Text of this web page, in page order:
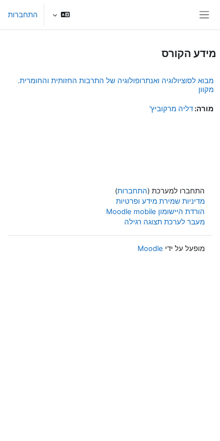
התחברות
מידע הקורס
מבוא לסוציולוגיה ואנתרופולוגיה של התרבות החזותית והחומרית.
מקוון
מורה: דליה מרקוביץ'
התחברו למערכת (התחברות)
מדיניות שמירת מידע ופרטיות
הורדת היישומון Moodle mobile
מעבר לערכת תצוגה רגילה
מופעל על ידי Moodle